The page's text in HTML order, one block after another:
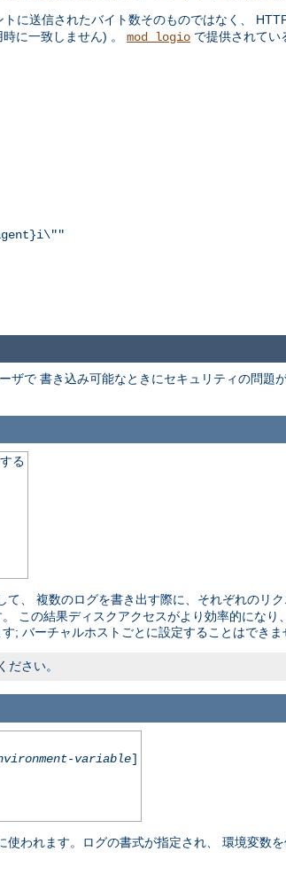
に送信されたバイト数そのものではなく、
に一致しません) 。 mod_logio で提供されてい
ザで 書き込み可能なときにセキュリティの問題
る
て、 複数のログを書き出す際に、それぞれのリ
この結果ディスクアクセスがより効率的にな
; バーチャルホストごとに設定することはできま
さい。
variable]
われます。ログの書式が指定され、 環境変数